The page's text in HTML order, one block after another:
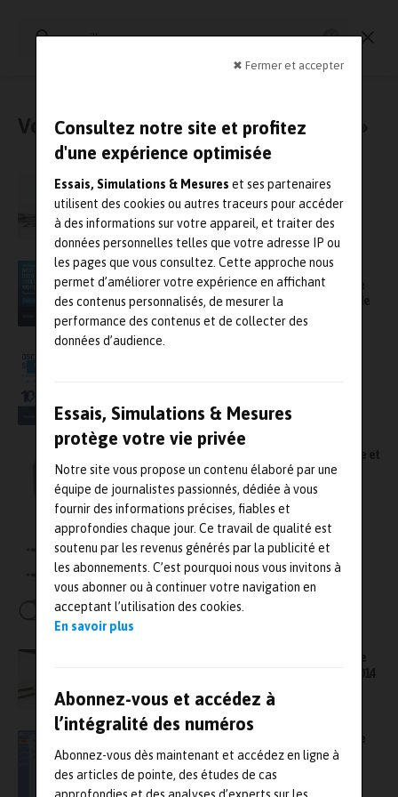
✖ Fermer et accepter
Consultez notre site et profitez
d'une expérience optimisée
Essais, Simulations & Mesures et ses partenaires
utilisent des cookies ou autres traceurs pour accéder
à des informations sur votre appareil, et traiter des
données personnelles telles que votre adresse IP ou
les pages que vous consultez. Cette approche nous
permet d’améliorer votre expérience en affichant
des contenus personnalisés, de mesurer la
performance des contenus et de collecter des
données d’audience.
Essais, Simulations & Mesures
protège votre vie privée
Notre site vous propose un contenu élaboré par une
équipe de journalistes passionnés, dédiée à vous
fournir des informations précises, fiables et
approfondies chaque jour. Ce travail de qualité est
soutenu par les revenus générés par la publicité et
les abonnements. C’est pourquoi nous vous invitons à
vous abonner ou à continuer votre navigation en
acceptant l’utilisation des cookies.
En savoir plus
Abonnez-vous et accédez à
l’intégralité des numéros
Abonnez-vous dès maintenant et accédez en ligne à
des articles de pointe, des études de cas
Contrôle Qualité
Vous avez cherché : « oscilloscopes »
Rohde & Schwarz élargit sa gamme
d’oscilloscopes avec le modèle 8 voies de la
gamme R&S MXO 5
Prêt à relever encore plus de défis : Rohde &
Schwarz étoffe sa famille d’oscilloscopes de
nouvelle génération avec le modèle 8 voies de
la gamme R&S MXO 5
VIDÉO
Des oscilloscopes pour faciliter le débogage et
les tests de conformité automatisés
RS Components enrichit son catalogue
d’équipements de test et de mesure RS Pro
RS Components met en avant la plate-forme
de test et mesure Red Pitaya à Electronica 2014
Tektronix lance une solution automatisée de
test de conformité BroadR-Reach PHY